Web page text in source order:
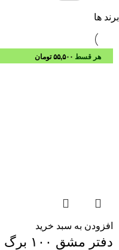
برند ها
هر قسط ۵۵,۵۰۰ تومان
افزودن به سبد خرید
دفتر مشق ۱۰۰ برگ